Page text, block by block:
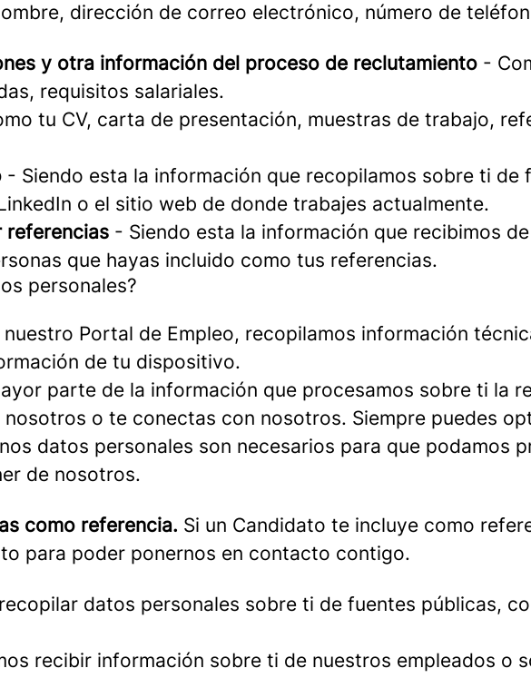
dirección de correo electrónico, número de
y otra información del proceso de reclutamiento -
requisitos salariales.
tu CV, carta de presentación, muestras de trabajo,
- Siendo esta la información que recopilamos sobre ti
o el sitio web de donde trabajes actualmente.
referencias - Siendo esta la información que recibimos
que hayas incluido como tus referencias.
personales?
nuestro Portal de Empleo, recopilamos información
de tu dispositivo.
parte de la información que procesamos sobre ti la
o te conectas con nosotros. Siempre puedes
datos personales son necesarios para que podamos
de nosotros.
como referencia. Si un Candidato te incluye como
para poder ponernos en contacto contigo.
datos personales sobre ti de fuentes públicas,
recibir información sobre ti de nuestros empleados o